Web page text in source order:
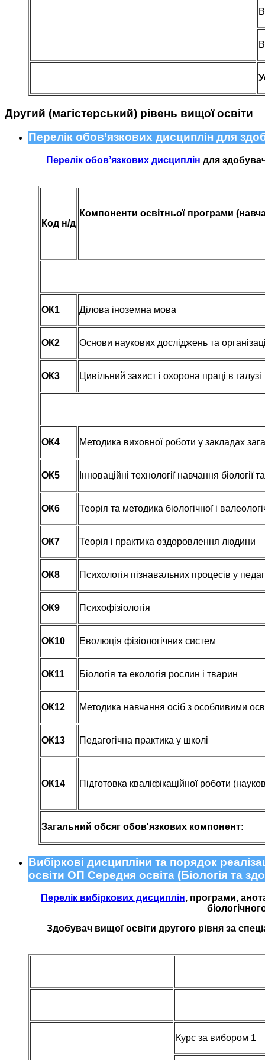
Другий (магістерський) рівень вищої освіти
Перелік обов’язкових дисциплін для
Перелік обов’язкових дисциплін для
Код н/д
Компоненти освітньої програми
ОК1 Ділова іноземна мова
ОК2 Основи наукових досліджень та
ОК3 Цивільний захист і охорона праці в галузі
ОК4 Методика виховної роботи у закладах
ОК5 Інноваційні технології навчання біології
ОК6 Теорія та методика біологічної і
ОК7 Теорія і практика оздоровлення людини
ОК8 Психологія пізнавальних процесів у
ОК9 Психофізіологія
ОК10 Еволюція фізіологічних систем
ОК11 Біологія та екологія рослин і тварин
ОК12 Методика навчання осіб з особливими
ОК13 Педагогічна практика у школі
ОК14 Підготовка кваліфікаційної роботи
Загальний обсяг обов'язкових компонент:
Вибіркові дисципліни та порядок
освіти ОП Середня освіта (Біологія та
Перелік вибіркових дисциплін, програми,
Здобувач вищої освіти другого рівня за
Курс за вибором 1